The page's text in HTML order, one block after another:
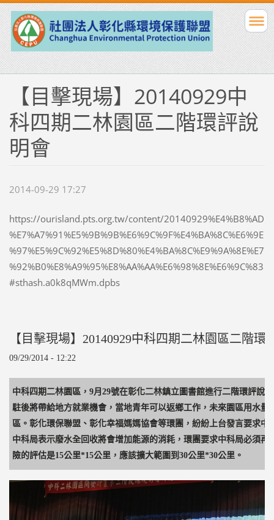
【目擊現場】20140929中
科四期二林園區二階環評說
明會
2014-09-29 17:27
https://ourisland.pts.org.tw/content/20140929%E4%B8%AD
%E7%A7%91%E5%9B%9B%E6%9C%9F%E4%BA%8C%E6%9E
%97%E5%9C%92%E5%8D%80%E4%BA%8C%E9%9A%8E%E7
%92%B0%E8%A9%95%E8%AA%AA%E6%98%8E%E6%9C%83
#sthash.a0k8qMWm.dpbs
【目擊現場】 20140929中科四期二林園區二階環
09/29/2014 - 12:22
中科四期二林園區，9月29號在彰化二林鎮立圖書館進行二階環評說
駐後將帶給地方就業機會，當地青年可以返鄉工作，未來園區用水量
區。彰化環保聯盟、彰化幸福媽媽協會等環團，紛紛上台發言要求
中科局表示廢水全回收將會增加能源的消耗，環團要求中科局必須
險的評估是15公里*15公里，應該擴大範圍到30公里*30公里。